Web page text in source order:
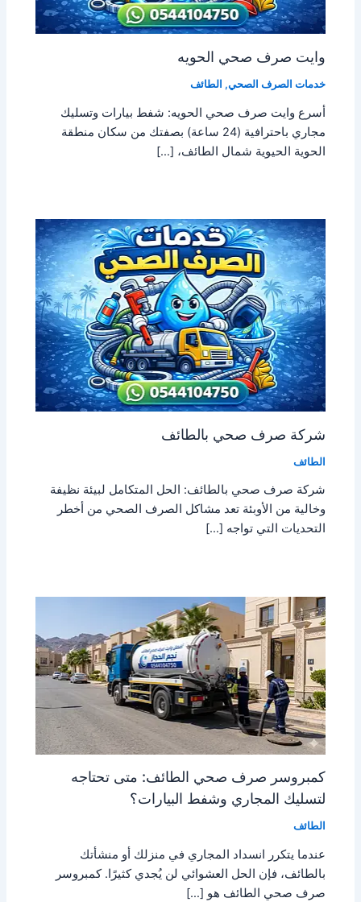
وايت صرف صحي الحويه
خدمات الصرف الصحي, الطائف
أسرع وايت صرف صحي الحويه: شفط بيارات وتسليك
مجاري باحترافية (24 ساعة) بصفتك من سكان منطقة
الحوية الحيوية شمال الطائف، […]
شركة صرف صحي بالطائف
الطائف
شركة صرف صحي بالطائف: الحل المتكامل لبيئة نظيفة
وخالية من الأوبئة تعد مشاكل الصرف الصحي من أخطر
التحديات التي تواجه […]
كمبروسر صرف صحي الطائف: متى تحتاجه
لتسليك المجاري وشفط البيارات؟
الطائف
عندما يتكرر انسداد المجاري في منزلك أو منشأتك
بالطائف، فإن الحل العشوائي لن يُجدي كثيرًا. كمبروسر
صرف صحي الطائف هو […]